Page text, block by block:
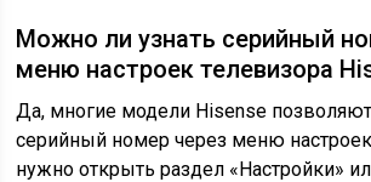
Можно ли узнать серийный
меню настроек телевизора
Да, многие модели Hisense позволяют
серийный номер через меню
нужно открыть раздел «Настройки»